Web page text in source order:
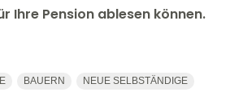
Ihre Pension ablesen können.
BAUERN NEUE SELBSTÄNDIGE